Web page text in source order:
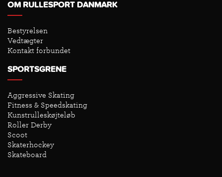
OM RULLESPORT DANMARK
Bestyrelsen
Vedtægter
Kontakt forbundet
SPORTSGRENE
Aggressive Skating
Fitness & Speedskating
Kunstrulleskøjteløb
Roller Derby
Scoot
Skaterhockey
Skateboard